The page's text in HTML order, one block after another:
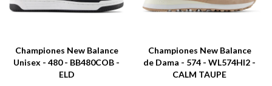
Championes New Balance
Unisex - 480 - BB480COB -
ELD
Championes New Balance
de Dama - 574 - WL574HI2 -
CALM TAUPE